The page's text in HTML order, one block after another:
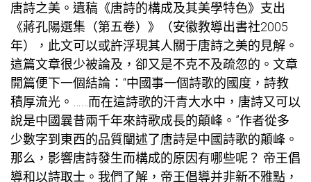
唐詩之美。遺稿《唐詩的構成及其美學特色》支出
《蔣孔陽選集（第五卷）》（安徽教導出書社2005
年），此文可以或許浮現其人關于唐詩之美的見解。
這篇文章很少被論及，卻又是不克不及疏忽的。文章
開篇便下一個結論：“中國事一個詩歌的國度，詩教
積厚流光。……而在這詩歌的汗青大水中，唐詩又可以
說是中國曩昔兩千年來詩歌成長的顛峰。”作者從多
少數字到東西的品質闡述了唐詩是中國詩歌的顛峰。
那么，影響唐詩發生而構成的原因有哪些呢？ 帝王倡
導和以詩取士。我們了解，帝王倡導并非新不雅點，